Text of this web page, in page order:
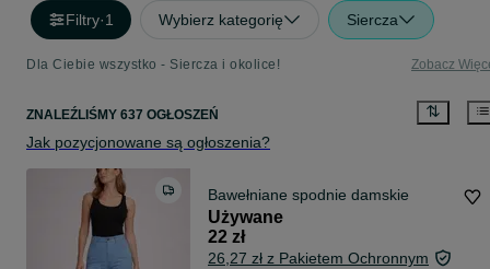
Filtry·1 Wybierz kategorię Siercza
Dla Ciebie wszystko - Siercza i okolice! Zobacz
ZNALEŹLIŚMY 637 OGŁOSZEŃ
Jak pozycjonowane są ogłoszenia?
Bawełniane spodnie damskie
Używane
22 zł
26,27 zł z Pakietem Ochronnym